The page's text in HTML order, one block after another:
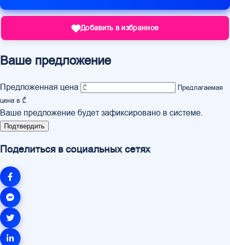
Добавить в избранное
Ваше предложение
Предложенная цена
Предлагаемая
цена в ₾
Ваше предложение будет зафиксировано в системе.
Подтвердить
Поделиться в социальных сетях